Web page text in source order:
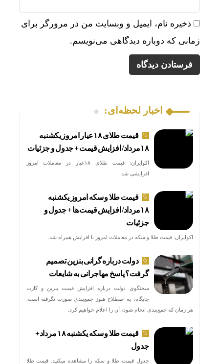
ذخیره نام، ایمیل و وبسایت من در مرورگر برای
زمانی که دوباره دیدگاهی می‌نویسم.
اخبار لحظه‌ای:
قیمت طلای ۱۸عیار امروز یکشنبه
۱۸مرداد/ افزایش قیمت + جدول و جزئیات
اکوایران: قیمت طلای ۱۸عیار در معاملات امروز
افزایشی شد
قیمت طلا و سکه امروز یکشنبه
۱۸مرداد/ افزایش قیمت ها + جدول و
جزئیات
اکوایران: قیمت طلا و سکه در معاملات امروز با افزایش همراه شد.
دولت درباره گرانی بنزین تصمیم
گرفت؟ پاسخ مهاجرانی به شایعات
سخنگوی دولت درباره افزایش قیمت بنزین و کارت
جایگاه، به اصطلاح هنوز جمع‌بندی صورت نگرفته است.
هر زمان که جمع‌بندی انجام شود، آن را اعلام خواهیم کرد.
قیمت طلا و سکه یکشنبه ۱۸ مرداد+
جدول
جدول قیمت طلا و سکه را مشاهده میکنید. قیمت‌ طلا